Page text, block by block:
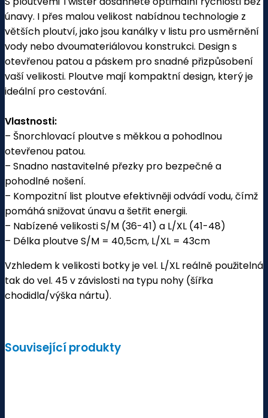
únavy. I přes malou velikost nabídnou technologie z
větších ploutví, jako jsou kanálky v listu pro usměrnění
vody nebo dvoumateriálovou konstrukci. Design s
otevřenou patou a páskem pro snadné přizpůsobení
vaší velikosti. Ploutve mají kompaktní design, který je
ideální pro cestování.
Vlastnosti:
– Šnorchlovací ploutve s měkkou a pohodlnou
otevřenou patou.
– Snadno nastavitelné přezky pro bezpečné a
pohodlné nošení.
– Kompozitní list ploutve efektivněji odvádí vodu, čímž
pomáhá snižovat únavu a šetřit energii.
– Nabízené velikosti S/M (36-41) a L/XL (41-48)
– Délka ploutve S/M = 40,5cm, L/XL = 43cm
Vzhledem k velikosti botky je vel. L/XL reálně použitelná
tak do vel. 45 v závislosti na typu nohy (šířka
chodidla/výška nártu).
Související produkty